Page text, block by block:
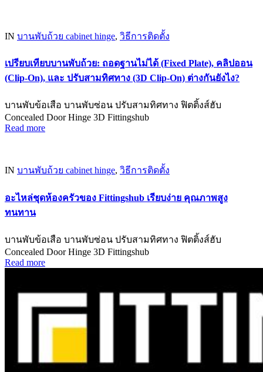
IN บานพับถ้วย cabinet hinge, วิธีการติดตั้ง
เปรียบเทียบบานพับถ้วย: ถอดฐานไม่ได้ (Fixed Plate), คลิปออน
(Clip-On), และ ปรับสามทิศทาง (3D Clip-On) ต่างกันยังไง?
บานพับข้อเสือ บานพับซ่อน ปรับสามทิศทาง ฟิตติ้งส์ฮับ
Concealed Door Hinge 3D Fittingshub
Read more
IN บานพับถ้วย cabinet hinge, วิธีการติดตั้ง
อะไหล่ชุดห้องครัวของ Fittingshub เรียบง่าย คุณภาพสูง
ทนทาน
บานพับข้อเสือ บานพับซ่อน ปรับสามทิศทาง ฟิตติ้งส์ฮับ
Concealed Door Hinge 3D Fittingshub
Read more